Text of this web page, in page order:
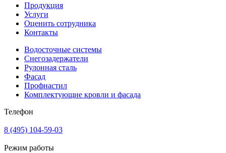
Продукция
Услуги
Оценить сотрудника
Контакты
Водосточные системы
Снегозадержатели
Рулонная сталь
Фасад
Профнастил
Комплектующие кровли и фасада
Телефон
8 (495) 104-59-03
Режим работы